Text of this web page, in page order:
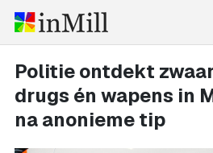
Politie ontdekt
drugs én wapens in
na anonieme tip